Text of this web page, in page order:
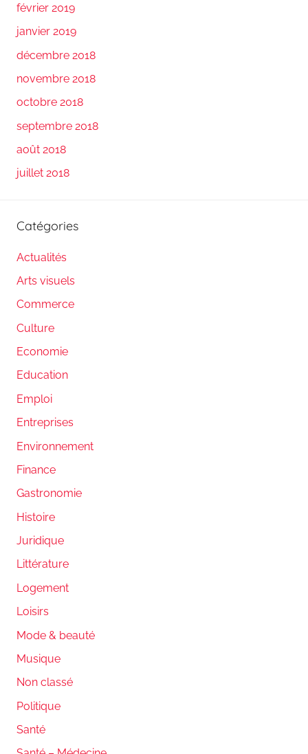
février 2019
janvier 2019
décembre 2018
novembre 2018
octobre 2018
septembre 2018
août 2018
juillet 2018
Catégories
Actualités
Arts visuels
Commerce
Culture
Economie
Education
Emploi
Entreprises
Environnement
Finance
Gastronomie
Histoire
Juridique
Littérature
Logement
Loisirs
Mode & beauté
Musique
Non classé
Politique
Santé